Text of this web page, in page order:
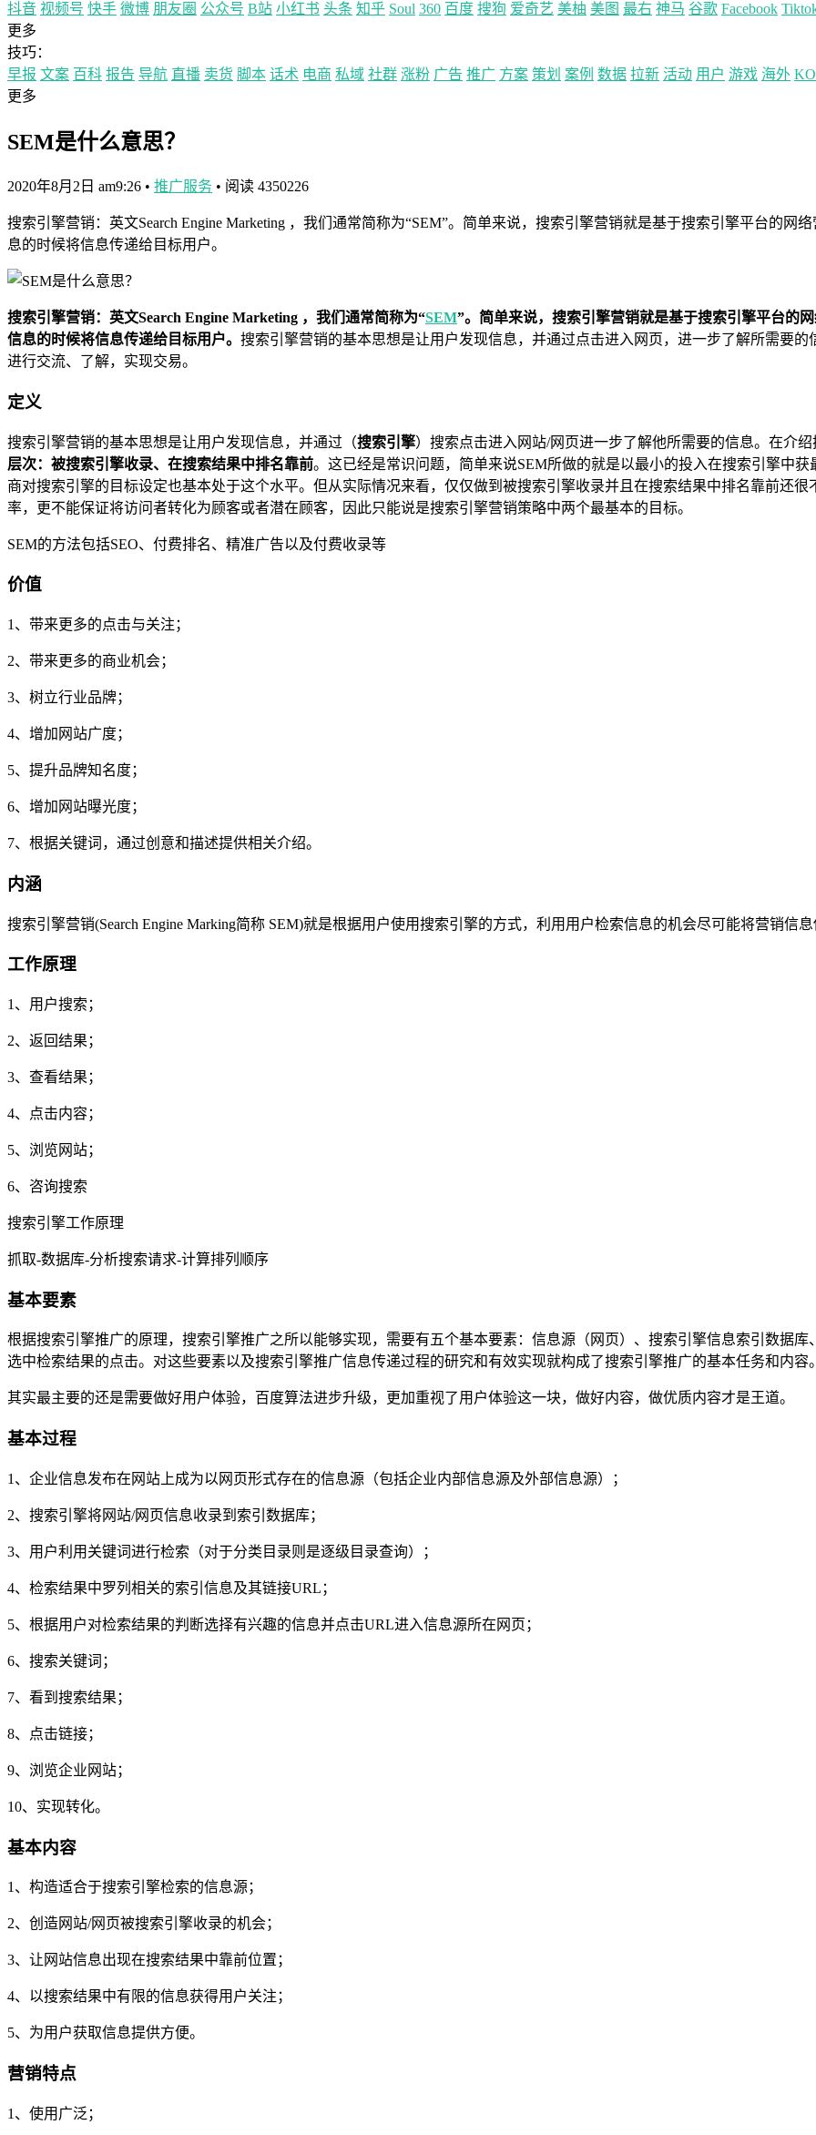
抖音 视频号 快手 微博 朋友圈 公众号 B站 小红书 头条 知乎 Soul 360 百度 搜狗 爱奇艺 美柚 美图 最右 神马 谷歌 Facebook
更多
技巧：
早报 文案 百科 报告 导航 直播 卖货 脚本 话术 电商 私域 社群 涨粉 广告 推广 方案 策划 案例 数据 拉新 活动 用户 游戏 海外
更多
SEM是什么意思？
2020年8月2日 am9:26 • 推广服务 • 阅读 4350226
搜索引擎营销：英文Search Engine Marketing ，我们通常简称为“SEM”。简单来说，搜索引擎营销就是基于搜索引擎平台的
息的时候将信息传递给目标用户。
搜索引擎营销：英文Search Engine Marketing ，我们通常简称为“SEM”。简单来说，搜索引擎营销就是基于搜索引擎平台的
信息的时候将信息传递给目标用户。 搜索引擎营销的基本思想是让用户发现信息，并通过点击进入网页，进一步了解所需要
进行交流、了解，实现交易。
定义
搜索引擎营销的基本思想是让用户发现信息，并通过（搜索引擎）搜索点击进入网站/网页进一步了解他所需要的信息。在介绍
层次：被搜索引擎收录、在搜索结果中排名靠前。这已经是常识问题，简单来说SEM所做的就是以最小的投入在搜索引擎中
商对搜索引擎的目标设定也基本处于这个水平。但从实际情况来看，仅仅做到被搜索引擎收录并且在搜索结果中排名靠前还
率，更不能保证将访问者转化为顾客或者潜在顾客，因此只能说是搜索引擎营销策略中两个最基本的目标。
SEM的方法包括SEO、付费排名、精准广告以及付费收录等
价值
1、带来更多的点击与关注；
2、带来更多的商业机会；
3、树立行业品牌；
4、增加网站广度；
5、提升品牌知名度；
6、增加网站曝光度；
7、根据关键词，通过创意和描述提供相关介绍。
内涵
搜索引擎营销(Search Engine Marking简称 SEM)就是根据用户使用搜索引擎的方式，利用用户检索信息的机会尽可能将营销信息
工作原理
1、用户搜索；
2、返回结果；
3、查看结果；
4、点击内容；
5、浏览网站；
6、咨询搜索
搜索引擎工作原理
抓取-数据库-分析搜索请求-计算排列顺序
基本要素
根据搜索引擎推广的原理，搜索引擎推广之所以能够实现，需要有五个基本要素：信息源（网页）、搜索引擎信息索引数据
选中检索结果的点击。对这些要素以及搜索引擎推广信息传递过程的研究和有效实现就构成了搜索引擎推广的基本任务和内容。
其实最主要的还是需要做好用户体验，百度算法进步升级，更加重视了用户体验这一块，做好内容，做优质内容才是王道。
基本过程
1、企业信息发布在网站上成为以网页形式存在的信息源（包括企业内部信息源及外部信息源）；
2、搜索引擎将网站/网页信息收录到索引数据库；
3、用户利用关键词进行检索（对于分类目录则是逐级目录查询）；
4、检索结果中罗列相关的索引信息及其链接URL；
5、根据用户对检索结果的判断选择有兴趣的信息并点击URL进入信息源所在网页；
6、搜索关键词；
7、看到搜索结果；
8、点击链接；
9、浏览企业网站；
10、实现转化。
基本内容
1、构造适合于搜索引擎检索的信息源；
2、创造网站/网页被搜索引擎收录的机会；
3、让网站信息出现在搜索结果中靠前位置；
4、以搜索结果中有限的信息获得用户关注；
5、为用户获取信息提供方便。
营销特点
1、使用广泛；